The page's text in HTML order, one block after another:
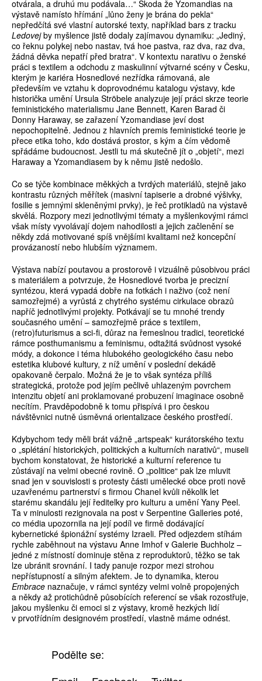
otvárala, a druhú mu podávala…“ Škoda že Yzomandias na
výstavě namísto hřímání „lůno ženy je brána do pekla“
nepředčítá své vlastní autorské texty, například bars z tracku
Ledovejby myšlence jistě dodaly zajímavou dynamiku: „Jediný,
co řeknu polykej nebo nastav, tvá hoe pastva, raz dva, raz dva,
žádná děvka nepatří před bratra“. V kontextu narativu o ženské
práci s textilem a odchodu z maskulinní výtvarné scény v Česku,
kterým je kariéra Hosnedlové nezřídka rámovaná, ale
především ve vztahu k doprovodnému katalogu výstavy, kde
historička umění Ursula Ströbele analyzuje její práci skrze teorie
feministického materialismu Jane Bennett, Karen Barad či
Donny Haraway, se zařazení Yzomandiase jeví dost
nepochopitelně. Jednou z hlavních premis feministické teorie je
přece etika toho, kdo dostává prostor, s kým a čím vědomě
spřádáme budoucnost. Jestli tu má skutečně jít o „objetí“, mezi
Haraway a Yzomandiasem by k němu jistě nedošlo.
Co se týče kombinace měkkých a tvrdých materiálů, stejně jako
kontrastu různých měřítek (masivní tapiserie a drobné výšivky,
fosilie s jemnými skleněnými prvky), je řeč protikladů na výstavě
skvělá. Rozpory mezi jednotlivými tématy a myšlenkovými rámci
však místy vyvolávají dojem nahodilosti a jejich začlenění se
někdy zdá motivované spíš vnějšími kvalitami než koncepční
provázaností nebo hlubším významem.
Výstava nabízí poutavou a prostorově i vizuálně působivou práci
s materiálem a potvrzuje, že Hosnedlové tvorba je precizní
syntézou, která vypadá dobře na fotkách i naživo (což není
samozřejmé) a vyrůstá z chytrého systému cirkulace obrazů
napříč jednotlivými projekty. Potkávají se tu mnohé trendy
současného umění – samozřejmě práce s textilem,
(retro)futurismus a sci-fi, důraz na řemeslnou tradici, teoretické
rámce posthumanismu a feminismu, odtažitá svůdnost vysoké
módy, a dokonce i téma hlubokého geologického času nebo
estetika klubové kultury, z níž umění v poslední dekádě
opakovaně čerpalo. Možná že je to však syntéza příliš
strategická, protože pod jejím pečlivě uhlazeným povrchem
intenzitu objetí ani proklamované probuzení imaginace osobně
necítím. Pravděpodobně k tomu přispívá i pro českou
návštěvnici nutně úsměvná orientalizace českého prostředí.
Kdybychom tedy měli brát vážně „artspeak“ kurátorského textu
o „splétání historických, politických a kulturních narativů“, museli
bychom konstatovat, že historické a kulturní reference tu
zůstávají na velmi obecné rovině. O „politice“ pak lze mluvit
snad jen v souvislosti s protesty části umělecké obce proti nově
uzavřenému partnerství s firmou Chanel kvůli několik let
starému skandálu její ředitelky pro kulturu a umění Yany Peel.
Ta v minulosti rezignovala na post v Serpentine Galleries poté,
co média upozornila na její podíl ve firmě dodávající
kybernetické špionážní systémy Izraeli. Před odjezdem stíhám
rychle zaběhnout na výstavu Anne Imhof v Galerie Buchholz –
jedné z místností dominuje stěna z reproduktorů, těžko se tak
lze ubránit srovnání. I tady panuje rozpor mezi strohou
nepřístupností a silným afektem. Je to dynamika, kterou
Embrace naznačuje, v rámci syntézy velmi volně propojených
a někdy až protichůdně působících referencí se však rozostřuje,
jakou myšlenku či emoci si z výstavy, kromě hezkých lidí
v prvotřídním designovém prostředí, vlastně máme odnést.
Podělte se: